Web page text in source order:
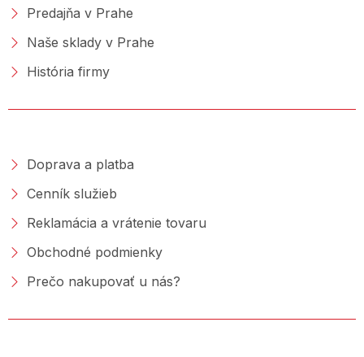
Predajňa v Prahe
Naše sklady v Prahe
História firmy
Doprava a platba
Cenník služieb
Reklamácia a vrátenie tovaru
Obchodné podmienky
Prečo nakupovať u nás?